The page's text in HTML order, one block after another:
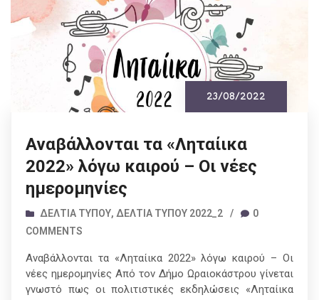
23/08/2022
Αναβάλλονται τα «Ληταίικα
2022» λόγω καιρού – Οι νέες
ημερομηνίες
ΔΕΛΤΊΑ ΤΎΠΟΥ, ΔΕΛΤΊΑ ΤΎΠΟΥ 2022_2 /
0
COMMENTS
Αναβάλλονται τα «Ληταίικα 2022» λόγω καιρού – Οι
νέες ημερομηνίες Από τον Δήμο Ωραιοκάστρου γίνεται
γνωστό πως οι πολιτιστικές εκδηλώσεις «Ληταίικα